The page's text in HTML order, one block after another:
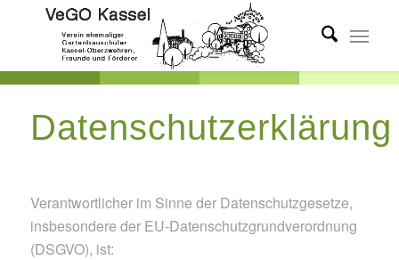
Datenschutzerklärung
Verantwortlicher im Sinne der Datenschutzgesetze,
insbesondere der EU-Datenschutzgrundverordnung
(DSGVO), ist: